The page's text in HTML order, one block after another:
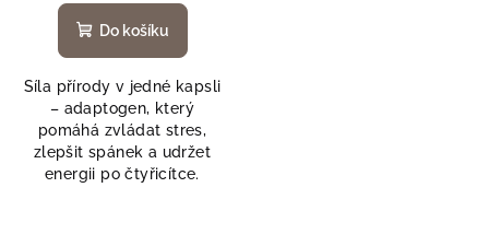
Do košíku
Síla přírody v jedné kapsli
– adaptogen, který
pomáhá zvládat stres,
zlepšit spánek a udržet
energii po čtyřicítce.